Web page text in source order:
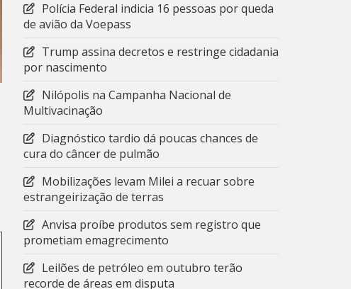
Polícia Federal indicia 16 pessoas por queda
de avião da Voepass
Trump assina decretos e restringe cidadania
por nascimento
Nilópolis na Campanha Nacional de
Multivacinação
Diagnóstico tardio dá poucas chances de
cura do câncer de pulmão
Mobilizações levam Milei a recuar sobre
estrangeirização de terras
Anvisa proíbe produtos sem registro que
prometiam emagrecimento
Leilões de petróleo em outubro terão
recorde de áreas em disputa